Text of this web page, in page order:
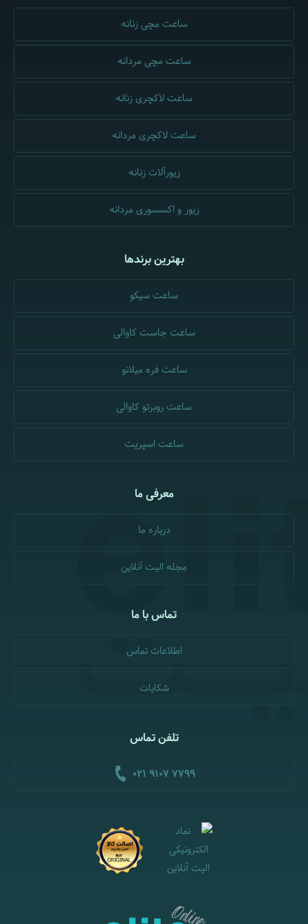
ساعت مچی زنانه
ساعت مچی مردانه
ساعت لاکچری زنانه
ساعت لاکچری مردانه
زیورآلات زنانه
زیور و اکسسوری مردانه
بهترین برندها
ساعت سیکو
ساعت جاست کاوالی
ساعت فره میلانو
ساعت روبرتو کاوالی
ساعت اسپریت
معرفی ما
درباره ما
مجله الیت آنلاین
تماس با ما
اطلاعات تماس
شکایات
تلفن تماس
021 9107 7799